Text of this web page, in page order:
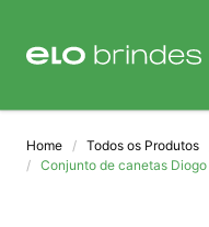
BLOG
Home Todos os Produtos
Conjunto de canetas Diogo